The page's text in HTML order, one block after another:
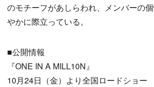
のモチーフがあしらわれ、メンバーの
やかに際立っている。
■公開情報
『ONE IN A MILL10N』
10月24日（金）より全国ロードショー